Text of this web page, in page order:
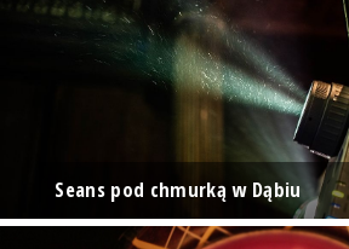
Seans pod chmurką w Dąbiu